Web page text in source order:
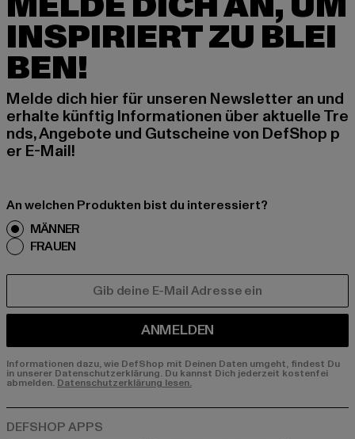
INSPIRIERT ZU BLEI
BEN!
Melde dich hier für unseren Newsletter an und
erhalte künftig Informationen über aktuelle Tre
nds, Angebote und Gutscheine von DefShop p
er E-Mail!
An welchen Produkten bist du interessiert?
MÄNNER
FRAUEN
ANMELDEN
Informationen dazu, wie DefShop mit Deinen Daten umgeht, findest Du
in unserer Datenschutzerklärung. Du kannst Dich jederzeit kostenfei
abmelden. Datenschutzerklärung lesen.